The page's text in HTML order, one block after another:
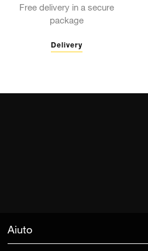
Free delivery in a secure
package
Delivery
Aiuto